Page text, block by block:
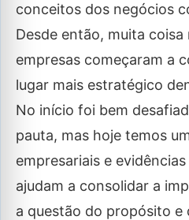
conceitos dos negócios
Desde então, muita
empresas começaram a
lugar mais estratégico
No início foi bem
pauta, mas hoje temos
empresariais e
ajudam a consolidar a
a questão do propósito e